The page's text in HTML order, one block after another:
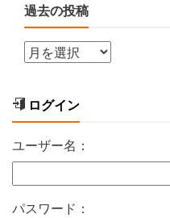
過去の投稿
ログイン
ユーザー名：
パスワード：